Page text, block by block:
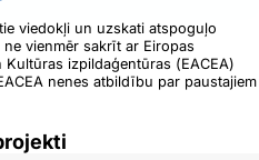
viedokļi un uzskati atspoguļo
vienmēr sakrīt ar Eiropas
izpildaģentūras (EACEA)
nenes atbildību par paustajiem